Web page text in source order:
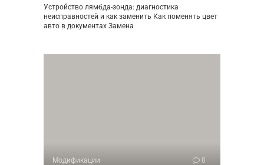
Устройство лямбда-зонда: диагностика
неисправностей и как заменить Как поменять цвет
авто в документах Замена
Модификации 0